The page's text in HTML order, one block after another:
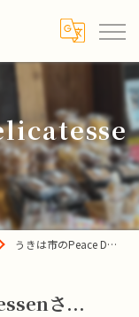
うきは市のPeace Delicatessenさ...
さ...